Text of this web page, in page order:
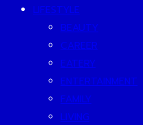
LIFESTYLE
BEAUTY
CAREER
EATERY
ENTERTAINMENT
FAMILY
LIVING